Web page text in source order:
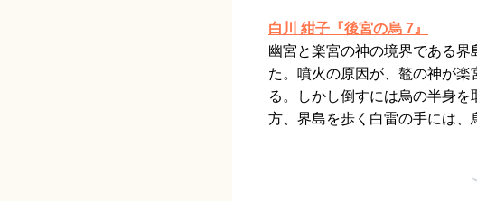
白川 紺子『後宮の烏 7』
幽宮と楽宮の神の境界である
た。噴火の原因が、鼇の神が
る。しかし倒すには烏の半身
方、界島を歩く白雷の手には